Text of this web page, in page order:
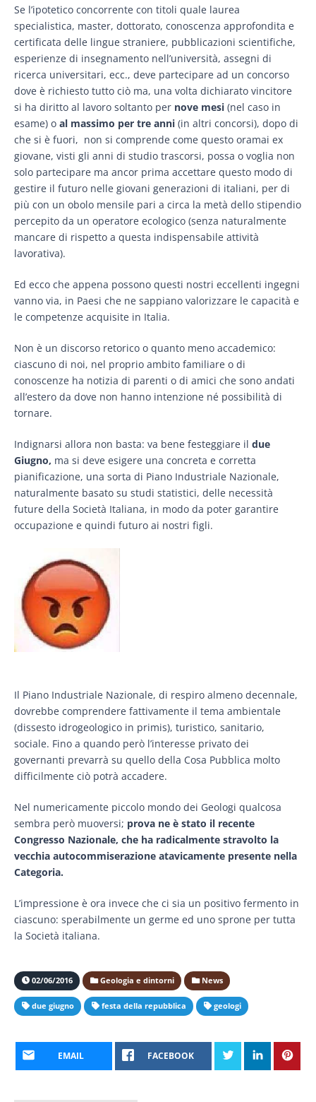
Se l’ipotetico concorrente con titoli quale laurea
specialistica, master, dottorato, conoscenza approfondita e
certificata delle lingue straniere, pubblicazioni scientifiche,
esperienze di insegnamento nell’università, assegni di
ricerca universitari, ecc., deve partecipare ad un concorso
dove è richiesto tutto ciò ma, una volta dichiarato vincitore
si ha diritto al lavoro soltanto per nove mesi (nel caso in
esame) o al massimo per tre anni (in altri concorsi), dopo di
che si è fuori, non si comprende come questo oramai ex
giovane, visti gli anni di studio trascorsi, possa o voglia non
solo partecipare ma ancor prima accettare questo modo di
gestire il futuro nelle giovani generazioni di italiani, per di
più con un obolo mensile pari a circa la metà dello stipendio
percepito da un operatore ecologico (senza naturalmente
mancare di rispetto a questa indispensabile attività
lavorativa).
Ed ecco che appena possono questi nostri eccellenti ingegni
vanno via, in Paesi che ne sappiano valorizzare le capacità e
le competenze acquisite in Italia.
Non è un discorso retorico o quanto meno accademico:
ciascuno di noi, nel proprio ambito familiare o di
conoscenze ha notizia di parenti o di amici che sono andati
all’estero da dove non hanno intenzione né possibilità di
tornare.
Indignarsi allora non basta: va bene festeggiare il due
Giugno, ma si deve esigere una concreta e corretta
pianificazione, una sorta di Piano Industriale Nazionale,
naturalmente basato su studi statistici, delle necessità
future della Società Italiana, in modo da poter garantire
occupazione e quindi futuro ai nostri figli.
Il Piano Industriale Nazionale, di respiro almeno decennale,
dovrebbe comprendere fattivamente il tema ambientale
(dissesto idrogeologico in primis), turistico, sanitario,
sociale. Fino a quando però l’interesse privato dei
governanti prevarrà su quello della Cosa Pubblica molto
difficilmente ciò potrà accadere.
Nel numericamente piccolo mondo dei Geologi qualcosa
sembra però muoversi; prova ne è stato il recente
Congresso Nazionale, che ha radicalmente stravolto la
vecchia autocommiserazione atavicamente presente nella
Categoria.
L’impressione è ora invece che ci sia un positivo fermento in
ciascuno: sperabilmente un germe ed uno sprone per tutta
la Società italiana.
02/06/2016 Geologia e dintorni News
due giugno festa della repubblica geologi
EMAIL FACEBOOK